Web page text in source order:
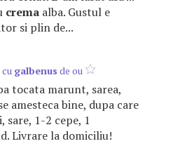
crema alba. Gustul e
si plin de...
galbenus de ou
tocata marunt, sarea,
amesteca bine, dupa care
sare, 1-2 cepe, 1
Livrare la domiciliu!